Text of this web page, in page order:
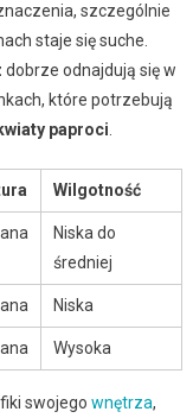
szczególnie
staje się suche.
dobrze odnajdują się w
które potrzebują
kwiaty paproci
Wilgotność
Niska do
średniej
Niska
Wysoka
swojego wnętrza,